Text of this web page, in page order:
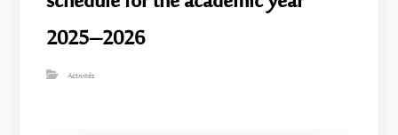
2025–2026
Activités